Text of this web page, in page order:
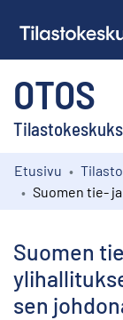
OTOS
Kokoelmat
Etusivu
Suomen
sen